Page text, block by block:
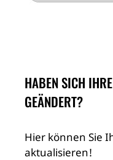
HABEN SICH
GEÄNDERT?
Hier können Sie
aktualisieren!